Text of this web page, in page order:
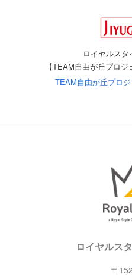
ロイヤルス
【TEAM自由が丘プロ
TEAM自由が丘プロ
ロイヤルス
〒